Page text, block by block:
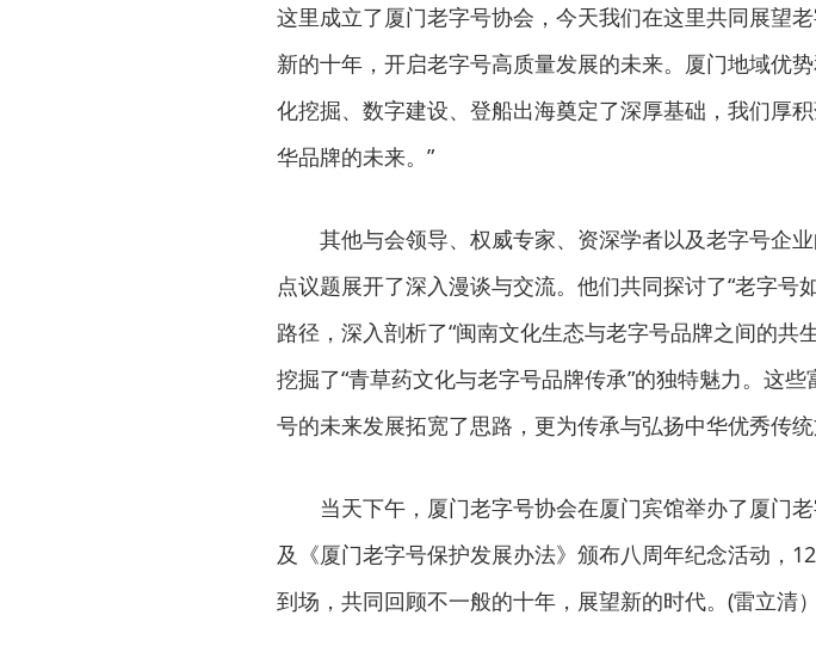
这里成立了厦门老字号协会，今天我们在这里共同展望
新的十年，开启老字号高质量发展的未来。厦门地域优
化挖掘、数字建设、登船出海奠定了深厚基础，我们厚
华品牌的未来。”
其他与会领导、权威专家、资深学者以及老字号企
点议题展开了深入漫谈与交流。他们共同探讨了“老字号
路径，深入剖析了“闽南文化生态与老字号品牌之间的共
挖掘了“青草药文化与老字号品牌传承”的独特魅力。这
号的未来发展拓宽了思路，更为传承与弘扬中华优秀传统
当天下午，厦门老字号协会在厦门宾馆举办了厦门
及《厦门老字号保护发展办法》颁布八周年纪念活动，
到场，共同回顾不一般的十年，展望新的时代。(雷立清）